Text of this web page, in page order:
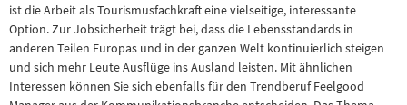
ist die Arbeit als Tourismusfachkraft eine vielseitige, interessante
Option. Zur Jobsicherheit trägt bei, dass die Lebensstandards in
anderen Teilen Europas und in der ganzen Welt kontinuierlich steigen
und sich mehr Leute Ausflüge ins Ausland leisten. Mit ähnlichen
Interessen können Sie sich ebenfalls für den Trendberuf Feelgood